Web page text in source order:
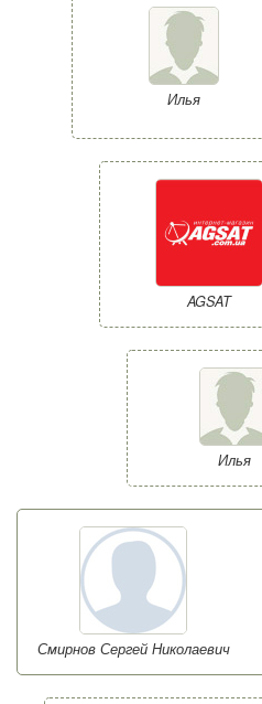
Илья
AGSAT
Илья
Смирнов Сергей Николаевич